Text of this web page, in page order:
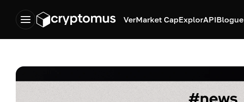
VerMarket CapExplorAPIBlogue